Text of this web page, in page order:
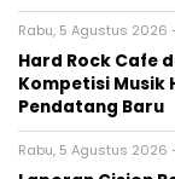
Rabu, 5 Agustus 2026
Hard Rock Cafe
Kompetisi Musik
Pendatang Baru
Rabu, 5 Agustus 2026